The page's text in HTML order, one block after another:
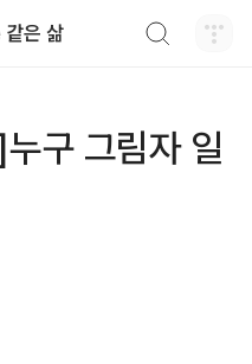
은 삶
구 그림자 일